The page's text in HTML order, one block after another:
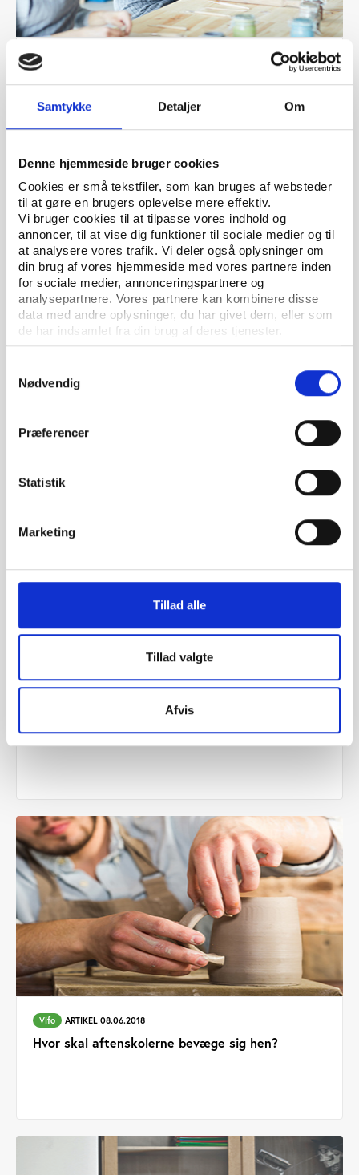
Samtykke Detaljer Om
Denne hjemmeside bruger cookies
Cookies er små tekstfiler, som kan bruges af websteder
til at gøre en brugers oplevelse mere effektiv.
Vi bruger cookies til at tilpasse vores indhold og
annoncer, til at vise dig funktioner til sociale medier og til
at analysere vores trafik. Vi deler også oplysninger om
din brug af vores hjemmeside med vores partnere inden
for sociale medier, annonceringspartnere og
analysepartnere. Vores partnere kan kombinere disse
data med andre oplysninger, du har givet dem, eller som
de har indsamlet fra din brug af deres tjenester.
Nødvendig
Præferencer
Statistik
Marketing
Tillad alle
Tillad valgte
Afvis
Vifo
Aftenskoler fravælger fleksible
undervisningsformer
Vifo ARTIKEL 28.06.2018
Vifo ARTIKEL 08.06.2018
Hvor skal aftenskolerne bevæge sig hen?